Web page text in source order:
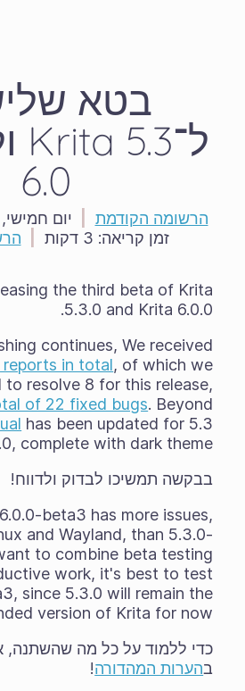
בטא
6.0
הרשומה הקודמת יום חמישי, 5 במרץ 2026
זמן קריאה:
the third beta of Krita
5.3.0 and Krita 6.0.0.
continues, We received
in total, of which we
to resolve 8 for this release,
of 22 fixed bugs. Beyond
has been updated for 5.3
complete with dark theme!
בבקשה תמשיכו לבדוק ולדווח!
beta3 has more issues,
and Wayland, than 5.3.0-
to combine beta testing
work, it's best to test
since 5.3.0 will remain the
version of Krita for now.
כדי ללמוד על כל מה שהשתנה,
בהערות המהדורה!